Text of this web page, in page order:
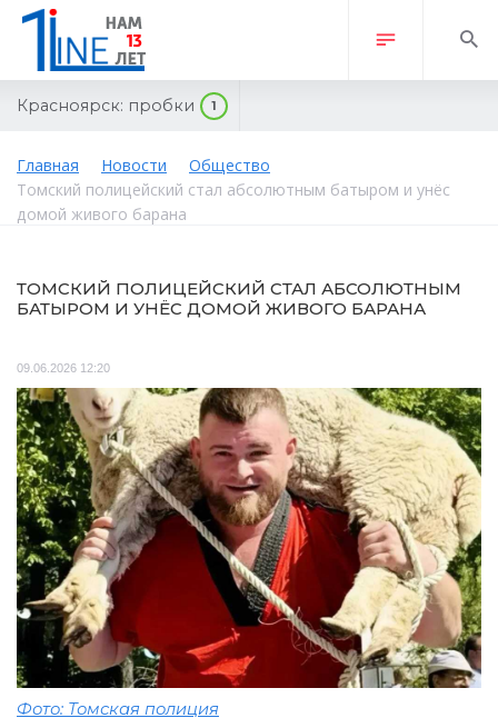
Красноярск: пробки 1
Главная Новости
Общество
Томский полицейский стал абсолютным батыром и унёс
домой живого барана
ТОМСКИЙ ПОЛИЦЕЙСКИЙ СТАЛ АБСОЛЮТНЫМ
БАТЫРОМ И УНЁС ДОМОЙ ЖИВОГО БАРАНА
09.06.2026 12:20
Фото: Томская полиция